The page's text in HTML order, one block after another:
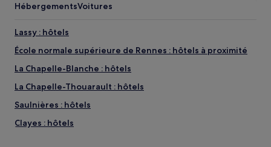
HébergementsVoitures
Lassy : hôtels
École normale supérieure de Rennes : hôtels à proximité
La Chapelle-Blanche : hôtels
La Chapelle-Thouarault : hôtels
Saulnières : hôtels
Clayes : hôtels